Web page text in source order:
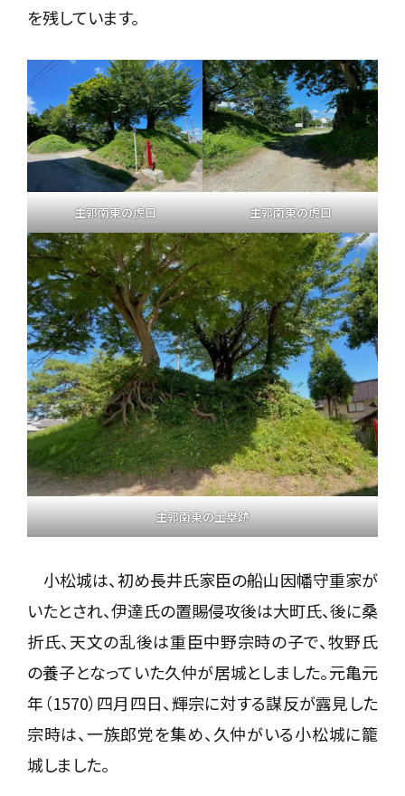
を残しています。
主郭南東の虎口 主郭南東の虎口
主郭南東の土塁跡
小松城は、初め長井氏家臣の船山因幡守重家が
いたとされ、伊達氏の置賜侵攻後は大町氏、後に桑
折氏、天文の乱後は重臣中野宗時の子で、牧野氏
の養子となっていた久仲が居城としました。元亀元
年（1570）四月四日、輝宗に対する謀反が露見した
宗時は、一族郎党を集め、久仲がいる小松城に籠
城しました。